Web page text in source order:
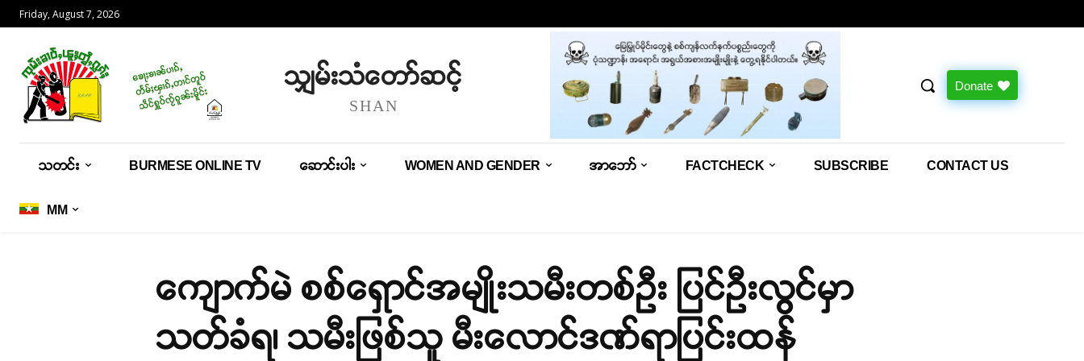
Friday, August 7, 2026
သျှမ်းသံတော်ဆင့်
SHAN
Donate
သတင်း BURMESE ONLINE TV ဆောင်းပါး WOMEN AND GENDER အာဘော် FACTCHECK SUBSCRIBE CONTACT US
MM
ကျောက်မဲ စစ်ရှောင်အမျိုးသမီးတစ်ဉီး ပြင်ဦးလွင်မှာ
သတ်ခံရ၊ သမီးဖြစ်သူ မီးလောင်ဒဏ်ရာပြင်းထန်